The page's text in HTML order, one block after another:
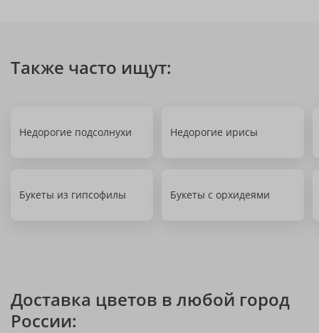
Также часто ищут:
Недорогие подсолнухи Недорогие ирисы
Букеты из гипсофилы Букеты с орхидеями
Доставка цветов в любой город
России: